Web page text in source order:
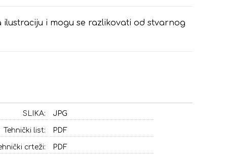
ilustraciju i mogu se razlikovati od stvarnog
SLIKA: JPG
Tehnički list: PDF
crteži: PDF